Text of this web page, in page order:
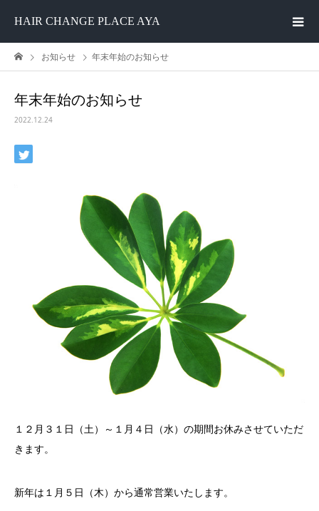
HAIR CHANGE PLACE AYA
お知らせ 年末年始のお知らせ
年末年始のお知らせ
2022.12.24
１２月３１日（土）～１月４日（水）の期間お休みさせていただ
きます。
新年は１月５日（木）から通常営業いたします。